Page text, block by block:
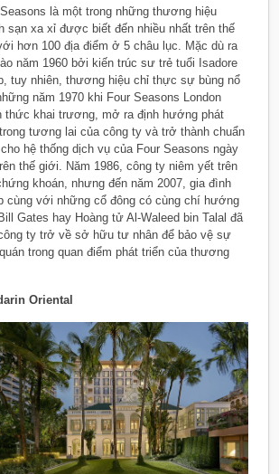
là một trong những thương hiệu
sạn xa xỉ được biết đến nhiều nhất trên thế
hơn 100 địa điểm ở 5 châu lục. Mặc dù ra
năm 1960 bởi kiến trúc sư trẻ tuổi Isadore
tuy nhiên, thương hiệu chỉ thực sự bùng nổ
năm 1970 khi Four Seasons London
thức khai trương, mở ra định hướng phát
tương lai của công ty và trở thành chuẩn
hệ thống dịch vụ của Four Seasons ngày
thế giới. Năm 1986, công ty niêm yết trên
khoán, nhưng đến năm 2007, gia đình
cùng với những cổ đông có cùng chí hướng
Gates hay Hoàng tử Al-Waleed bin Talal đã
ty trở về sở hữu tư nhân để bảo vệ sự
trong quan điểm phát triển của thương
Oriental